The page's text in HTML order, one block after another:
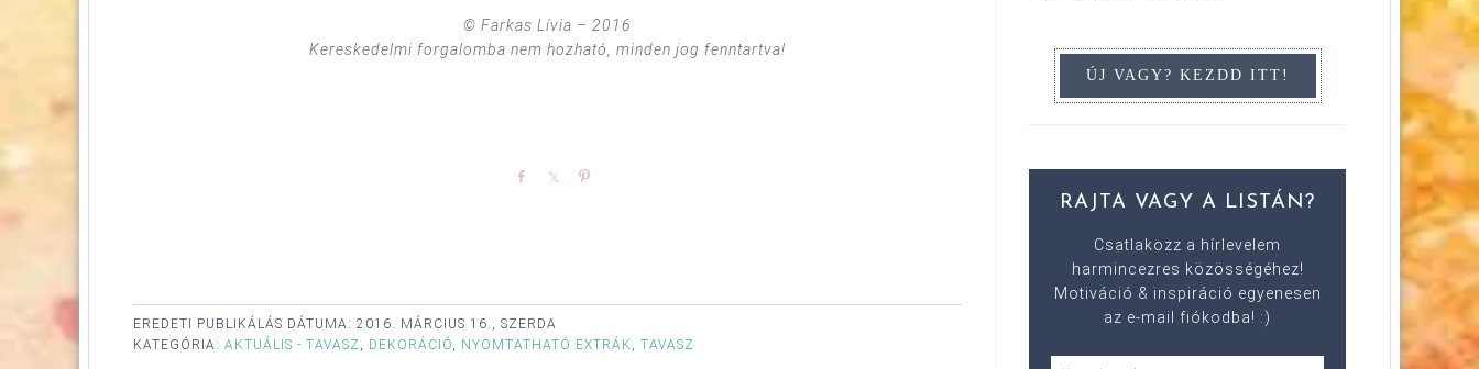
© Farkas Lívia – 2016
Kereskedelmi forgalomba nem hozható, minden jog fenntartva!
Share Share
EREDETI PUBLIKÁLÁS DÁTUMA: 2016. MÁRCIUS 16., SZERDA
KATEGÓRIA: AKTUÁLIS - TAVASZ, DEKORÁCIÓ, NYOMTATHATÓ EXTRÁK , TAVASZ
RAJTA VAGY A LISTÁN?
Csatlakozz a hírlevelem
harmincezres közösségéhez!
Motiváció & inspiráció egyenesen
az e-mail fiókodba! :)